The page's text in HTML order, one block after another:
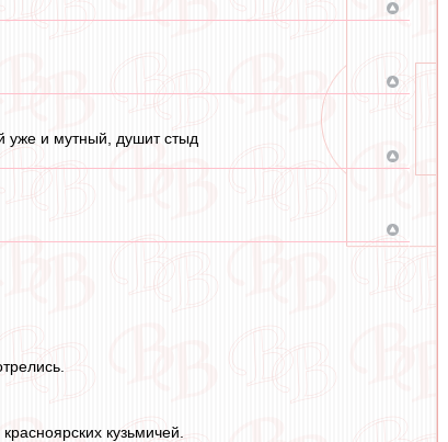
уже и мутный, душит стыд
кузьмичей.